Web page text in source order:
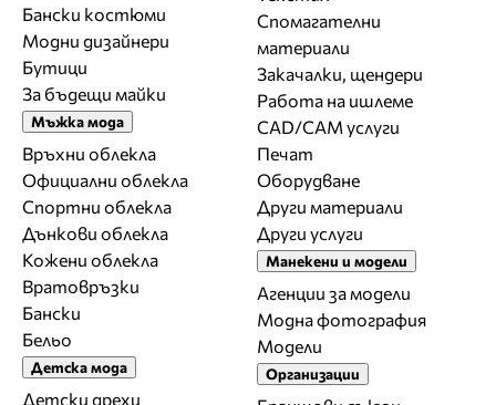
Бански костюми
Модни дизайнери
Бутици
За бъдещи майки
Мъжка мода
Връхни облекла
Официални облекла
Спортни облекла
Дънкови облекла
Кожени облекла
Вратовръзки
Бански
Бельо
Детска мода
Детски дрехи
Спомагателни
материали
Закачалки, щендери
Работа на ишлеме
CAD/CAM услуги
Печат
Оборудване
Други материали
Други услуги
Манекени и модели
Агенции за модели
Модна фотография
Модели
Организации